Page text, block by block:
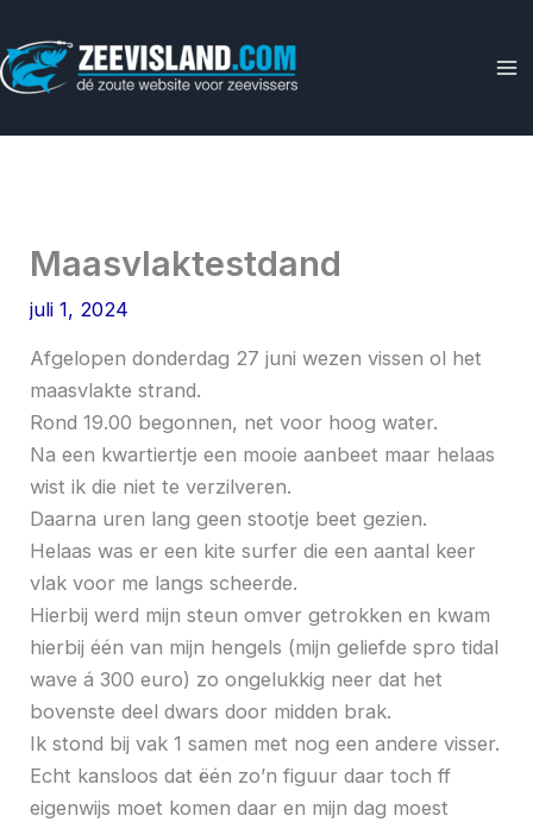
naar
de
Maasvlaktestdand
juli 1, 2024
Afgelopen donderdag 27 juni wezen vissen ol het
maasvlakte strand.
Rond 19.00 begonnen, net voor hoog water.
Na een kwartiertje een mooie aanbeet maar helaas
wist ik die niet te verzilveren.
Daarna uren lang geen stootje beet gezien.
Helaas was er een kite surfer die een aantal keer
vlak voor me langs scheerde.
Hierbij werd mijn steun omver getrokken en kwam
hierbij één van mijn hengels (mijn geliefde spro tidal
wave á 300 euro) zo ongelukkig neer dat het
bovenste deel dwars door midden brak.
Ik stond bij vak 1 samen met nog een andere visser.
Echt kansloos dat ëén zo’n figuur daar toch ff
eigenwijs moet komen daar en mijn dag moest